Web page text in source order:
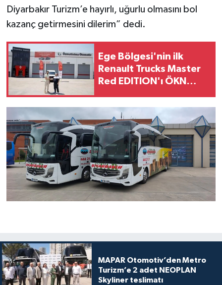
Diyarbakır Turizm’e hayırlı, uğurlu olmasını bol
kazanç getirmesini dilerim” dedi.
Ege Bölgesi'nin ilk
Renault Trucks Master
Red EDITION'ı ÖKN
MAPAR Otomotiv’den Metro
Turizm’e 2 adet NEOPLAN
Skyliner teslimatı